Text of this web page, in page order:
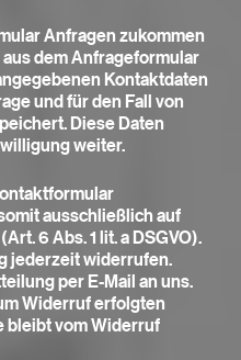
Anfragen zukommen
dem Anfrageformular
Kontaktdaten
und für den Fall von
Diese Daten
weiter.
ausschließlich auf
6 Abs. 1 lit. a DSGVO).
jederzeit widerrufen.
per E-Mail an uns.
Widerruf erfolgten
bleibt vom Widerruf